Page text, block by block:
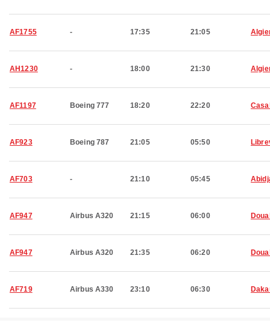
AF1755 - 17:35 21:05
AH1230 - 18:00 21:30
AF1197 Boeing 777 18:20 22:20
AF923 Boeing 787 21:05 05:50
AF703 - 21:10 05:45
AF947 Airbus A320 21:15 06:00
AF947 Airbus A320 21:35 06:20
AF719 Airbus A330 23:10 06:30